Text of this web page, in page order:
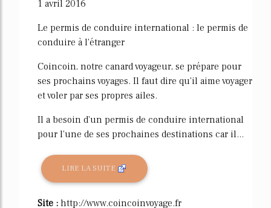
1 avril 2016
Le permis de conduire international : le permis de
conduire à l'étranger
Coincoin, notre canard voyageur, se prépare pour
ses prochains voyages. Il faut dire qu'il aime voyager
et voler par ses propres ailes.
Il a besoin d'un permis de conduire international
pour l'une de ses prochaines destinations car il...
LIRE LA SUITE
Site : http://www.coincoinvoyage.fr